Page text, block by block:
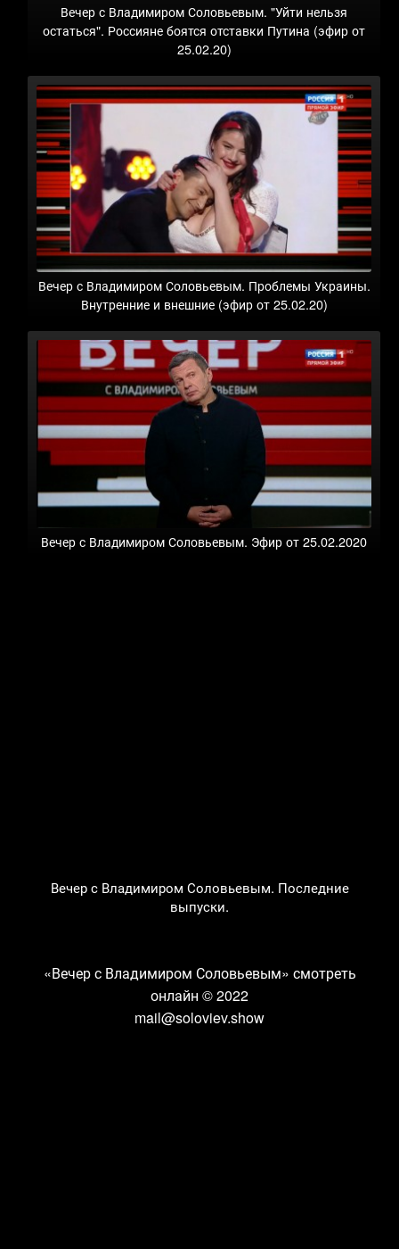
Вечер с Владимиром Соловьевым. "Уйти нельзя
остаться". Россияне боятся отставки Путина (эфир от
25.02.20)
Вечер с Владимиром Соловьевым. Проблемы Украины.
Внутренние и внешние (эфир от 25.02.20)
Вечер с Владимиром Соловьевым. Эфир от 25.02.2020
Вечер с Владимиром Соловьевым. Последние
выпуски.
«Вечер с Владимиром Соловьевым» смотреть
онлайн © 2022
mail@soloviev.show